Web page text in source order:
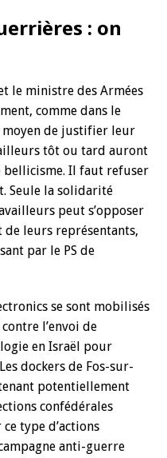
: on
le ministre des Armées
comme dans le
moyen de justifier leur
tôt ou tard auront
bellicisme. Il faut refuser
Seule la solidarité
peut s’opposer
de leurs représentants,
par le PS de
se sont mobilisés
l’envoi de
en Israël pour
dockers de Fos-sur-
potentiellement
confédérales
type d’actions
anti-guerre